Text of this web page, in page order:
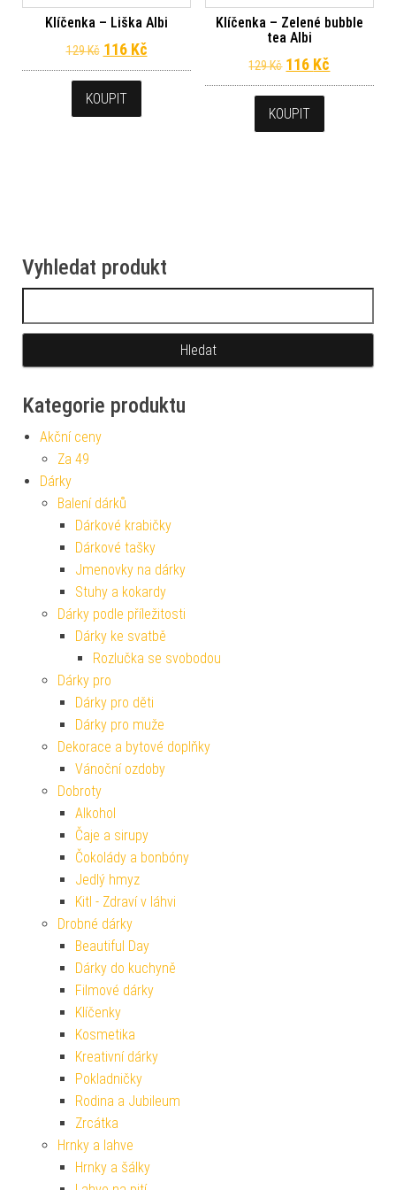
Klíčenka – Liška Albi
129Kč Původní cena byla: 129 Kč.
116 KčAktuální cena je: 116 Kč.
KOUPIT
Klíčenka – Zelené bubble
tea Albi
129Kč Původní cena
116 Kč
KOUPIT
Vyhledat produkt
Kategorie produktu
Akční ceny
Za 49
Dárky
Balení dárků
Dárkové krabičky
Dárkové tašky
Jmenovky na dárky
Stuhy a kokardy
Dárky podle příležitosti
Dárky ke svatbě
Rozlučka se svobodou
Dárky pro
Dárky pro děti
Dárky pro muže
Dekorace a bytové doplňky
Vánoční ozdoby
Dobroty
Alkohol
Čaje a sirupy
Čokolády a bonbóny
Jedlý hmyz
Kitl - Zdraví v láhvi
Drobné dárky
Beautiful Day
Dárky do kuchyně
Filmové dárky
Klíčenky
Kosmetika
Kreativní dárky
Pokladničky
Rodina a Jubileum
Zrcátka
Hrnky a lahve
Hrnky a šálky